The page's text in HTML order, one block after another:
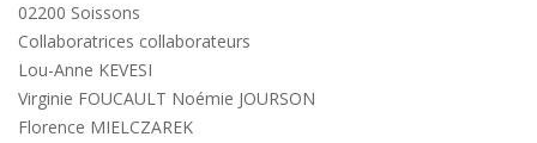
02200 Soissons
Collaboratrices collaborateurs
Lou-Anne KEVESI
Virginie FOUCAULT Noémie JOURSON
Florence MIELCZAREK